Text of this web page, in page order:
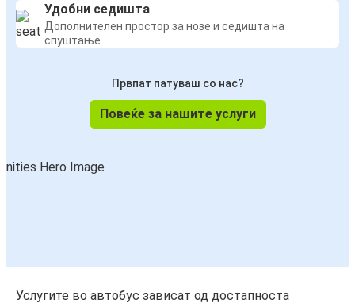
Удобни седишта
Дополнителен простор за нозе и седишта на
спуштање
Првпат патуваш со нас?
Повеќе за нашите услуги
Услугите во автобус зависат од достапноста